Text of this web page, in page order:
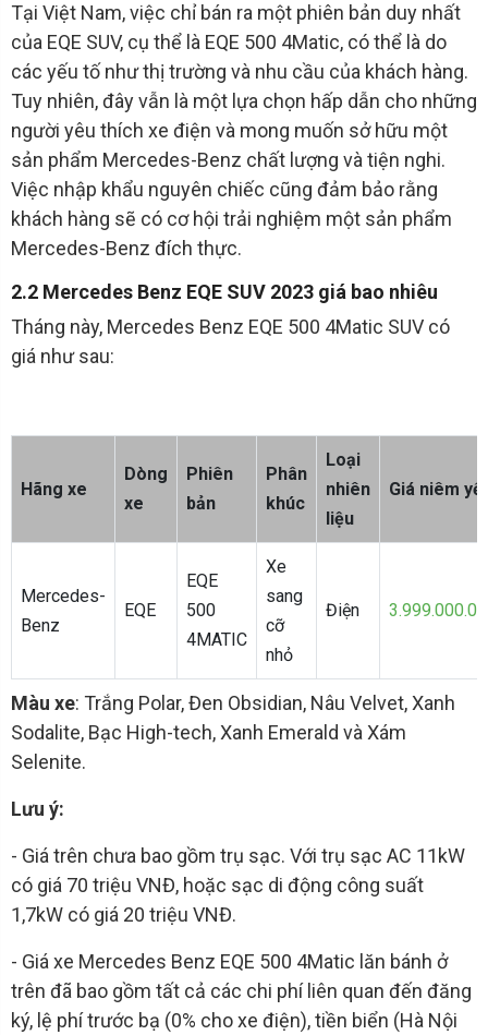
Tại Việt Nam, việc chỉ bán ra một phiên bản duy nhất
của EQE SUV, cụ thể là EQE 500 4Matic, có thể là do
các yếu tố như thị trường và nhu cầu của khách hàng.
Tuy nhiên, đây vẫn là một lựa chọn hấp dẫn cho những
người yêu thích xe điện và mong muốn sở hữu một
sản phẩm Mercedes-Benz chất lượng và tiện nghi.
Việc nhập khẩu nguyên chiếc cũng đảm bảo rằng
khách hàng sẽ có cơ hội trải nghiệm một sản phẩm
Mercedes-Benz đích thực.
2.2 Mercedes Benz EQE SUV 2023 giá bao nhiêu
Tháng này, Mercedes Benz EQE 500 4Matic SUV có
giá như sau:
Hãng xe
Dòng
xe
Phiên
bản
Phân
khúc
Loại
nhiên
liệu
Giá niêm yết
Mercedes-
Benz
EQE
EQE
500
4MATIC
Xe
sang
cỡ
nhỏ
Điện
Màu xe: Trắng Polar, Đen Obsidian, Nâu Velvet, Xanh
Sodalite, Bạc High-tech, Xanh Emerald và Xám
Selenite.
Lưu ý:
- Giá trên chưa bao gồm trụ sạc. Với trụ sạc AC 11kW
có giá 70 triệu VNĐ, hoặc sạc di động công suất
1,7kW có giá 20 triệu VNĐ.
- Giá xe Mercedes Benz EQE 500 4Matic lăn bánh ở
trên đã bao gồm tất cả các chi phí liên quan đến đăng
ký, lệ phí trước bạ (0% cho xe điện), tiền biển (Hà Nội